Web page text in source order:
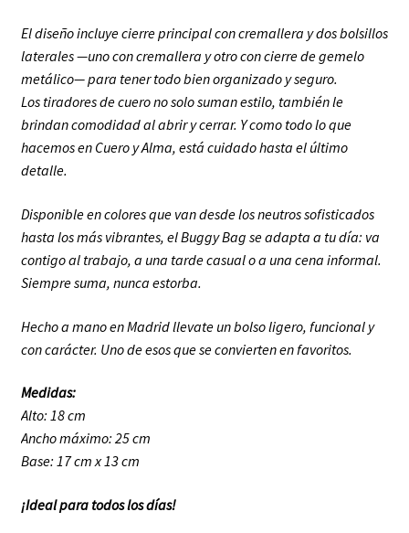
El diseño incluye cierre principal con cremallera y dos bolsillos
laterales —uno con cremallera y otro con cierre de gemelo
metálico— para tener todo bien organizado y seguro.
Los tiradores de cuero no solo suman estilo, también le
brindan comodidad al abrir y cerrar. Y como todo lo que
hacemos en Cuero y Alma, está cuidado hasta el último
detalle.
Disponible en colores que van desde los neutros sofisticados
hasta los más vibrantes, el Buggy Bag se adapta a tu día: va
contigo al trabajo, a una tarde casual o a una cena informal.
Siempre suma, nunca estorba.
Hecho a mano en Madrid llevate un bolso ligero, funcional y
con carácter. Uno de esos que se convierten en favoritos.
Medidas:
Alto: 18 cm
Ancho máximo: 25 cm
Base: 17 cm x 13 cm
¡Ideal para todos los días!